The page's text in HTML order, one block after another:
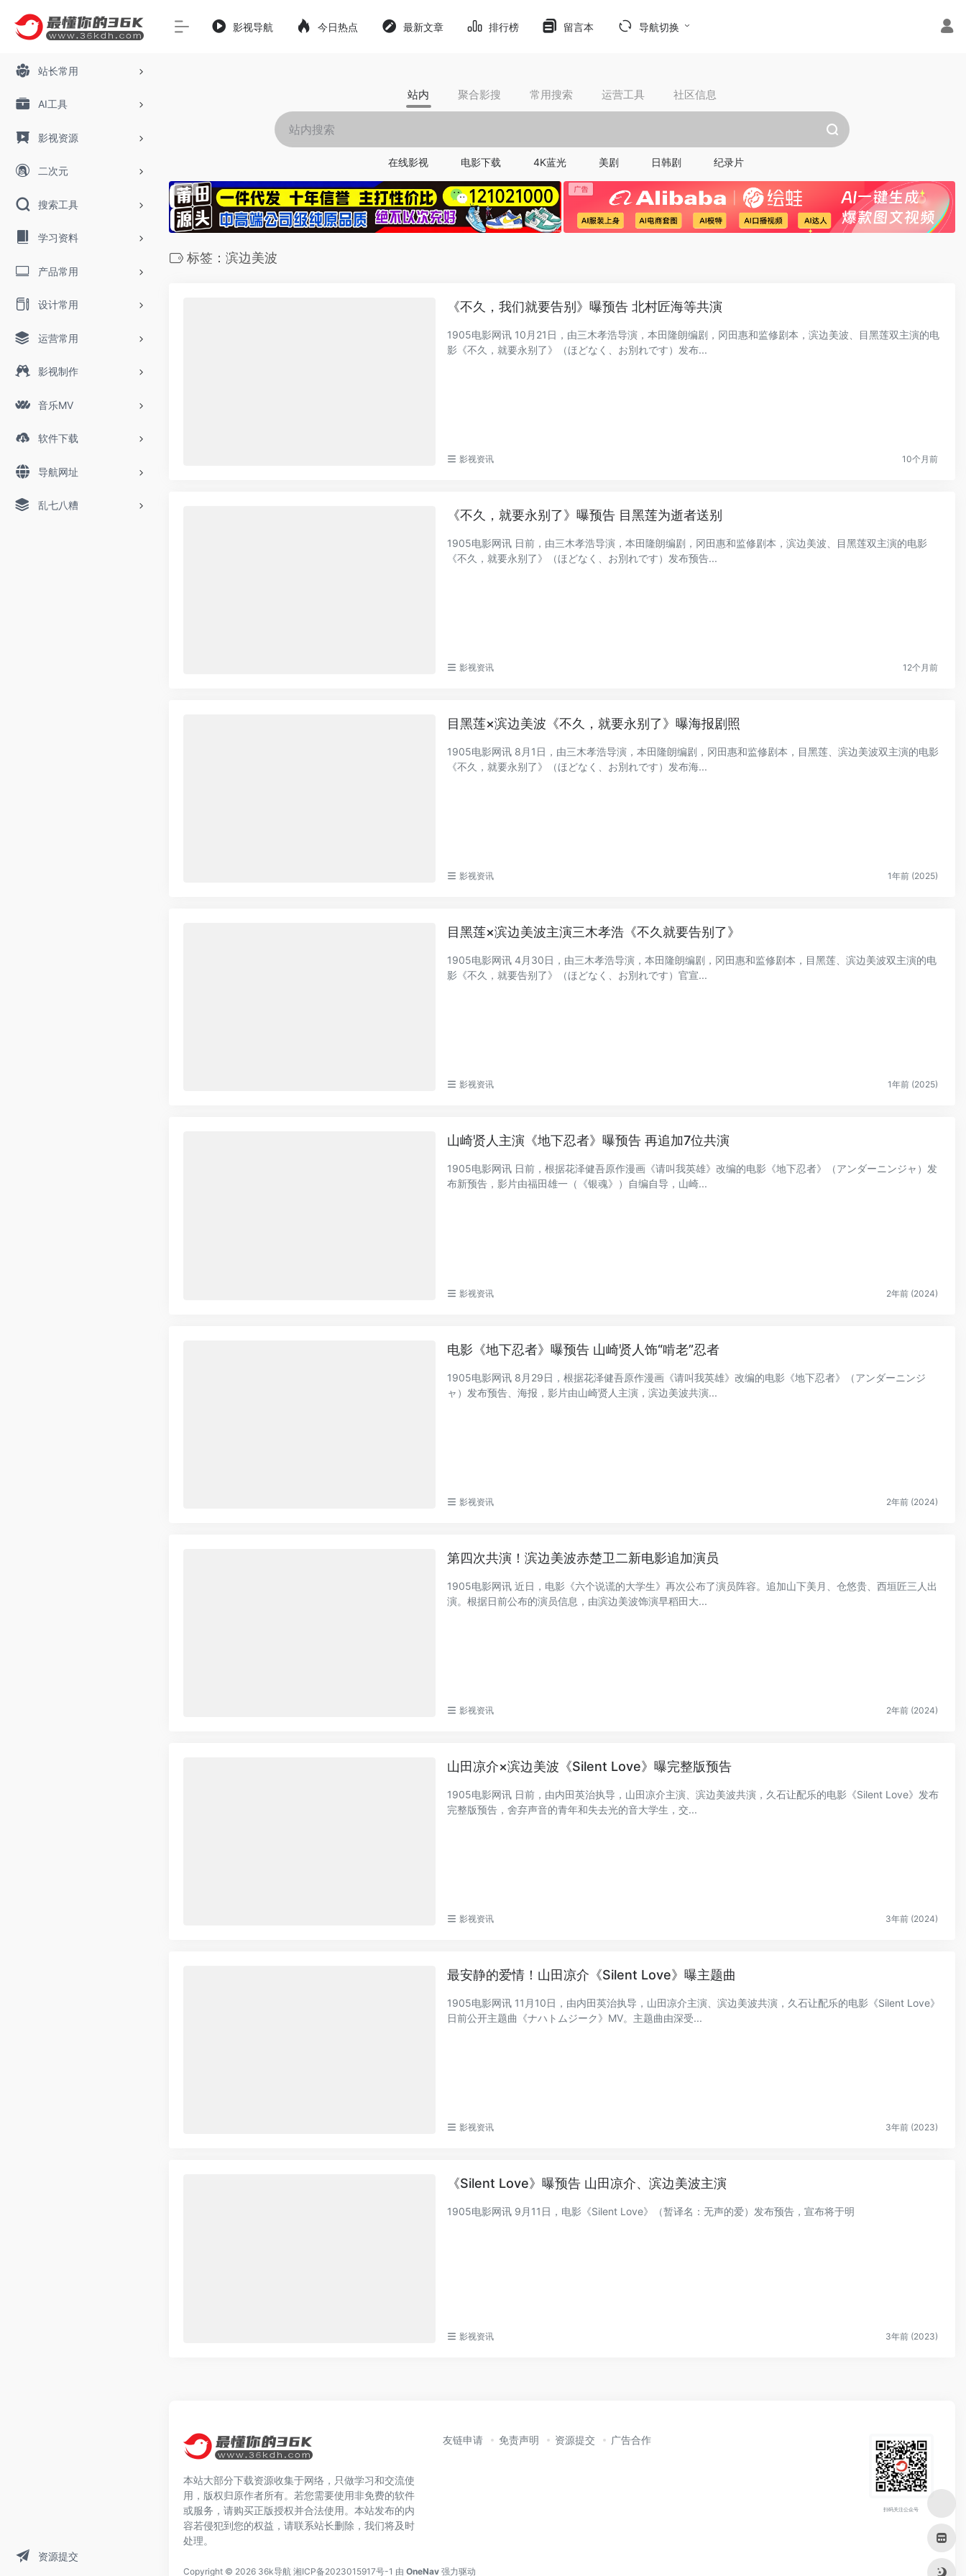
站长常用
AI工具
影视资源
二次元
搜索工具
学习资料
产品常用
设计常用
运营常用
影视制作
音乐MV
软件下载
导航网址
乱七八糟
资源提交
影视导航 今日热点 最新文章 排行榜 留言本 导航切换
站内 聚合影搜 常用搜索 运营工具 社区信息
在线影视 电影下载 4K蓝光 美剧 日韩剧 纪录片
标签：滨边美波
《不久，我们就要告别》曝预告 北村匠海等共演
1905电影网讯 10月21日，由三木孝浩导演，本田隆朗编剧，冈田惠和监修剧本，滨边美波、目黑莲双主演的电
影《不久，就要永别了》（ほどなく、お別れです）发布...
影视资讯 10个月前
《不久，就要永别了》曝预告 目黑莲为逝者送别
1905电影网讯 日前，由三木孝浩导演，本田隆朗编剧，冈田惠和监修剧本，滨边美波、目黑莲双主演的电影
《不久，就要永别了》（ほどなく、お別れです）发布预告...
影视资讯 12个月前
目黑莲×滨边美波《不久，就要永别了》曝海报剧照
1905电影网讯 8月1日，由三木孝浩导演，本田隆朗编剧，冈田惠和监修剧本，目黑莲、滨边美波双主演的电影
《不久，就要永别了》（ほどなく、お別れです）发布海...
影视资讯 1年前 (2025)
目黑莲×滨边美波主演三木孝浩《不久就要告别了》
1905电影网讯 4月30日，由三木孝浩导演，本田隆朗编剧，冈田惠和监修剧本，目黑莲、滨边美波双主演的电
影《不久，就要告别了》（ほどなく、お別れです）官宣...
影视资讯 1年前 (2025)
山崎贤人主演《地下忍者》曝预告 再追加7位共演
1905电影网讯 日前，根据花泽健吾原作漫画《请叫我英雄》改编的电影《地下忍者》（アンダーニンジャ）发
布新预告，影片由福田雄一（《银魂》）自编自导，山崎...
影视资讯 2年前 (2024)
电影《地下忍者》曝预告 山崎贤人饰“啃老”忍者
1905电影网讯 8月29日，根据花泽健吾原作漫画《请叫我英雄》改编的电影《地下忍者》（アンダーニンジ
ャ）发布预告、海报，影片由山崎贤人主演，滨边美波共演...
影视资讯 2年前 (2024)
第四次共演！滨边美波赤楚卫二新电影追加演员
1905电影网讯 近日，电影《六个说谎的大学生》再次公布了演员阵容。追加山下美月、仓悠贵、西垣匠三人出
演。根据日前公布的演员信息，由滨边美波饰演早稻田大...
影视资讯 2年前 (2024)
山田凉介×滨边美波《Silent Love》曝完整版预告
1905电影网讯 日前，由内田英治执导，山田凉介主演、滨边美波共演，久石让配乐的电影《Silent Love》发布
完整版预告，舍弃声音的青年和失去光的音大学生，交...
影视资讯 3年前 (2024)
最安静的爱情！山田凉介《Silent Love》曝主题曲
1905电影网讯 11月10日，由内田英治执导，山田凉介主演、滨边美波共演，久石让配乐的电影《Silent Love》
日前公开主题曲《ナハトムジーク》MV。主题曲由深受...
影视资讯 3年前 (2023)
《Silent Love》曝预告 山田凉介、滨边美波主演
1905电影网讯 9月11日，电影《Silent Love》（暂译名：无声的爱）发布预告，宣布将于明
影视资讯 3年前 (2023)
本站大部分下载资源收集于网络，只做学习和交流使
用，版权归原作者所有。若您需要使用非免费的软件
或服务，请购买正版授权并合法使用。本站发布的内
容若侵犯到您的权益，请联系站长删除，我们将及时
处理。
友链申请 免责声明 资源提交 广告合作
扫码关注公众号
Copyright © 2026 36k导航 湘ICP备2023015917号-1 由 OneNav 强力驱动